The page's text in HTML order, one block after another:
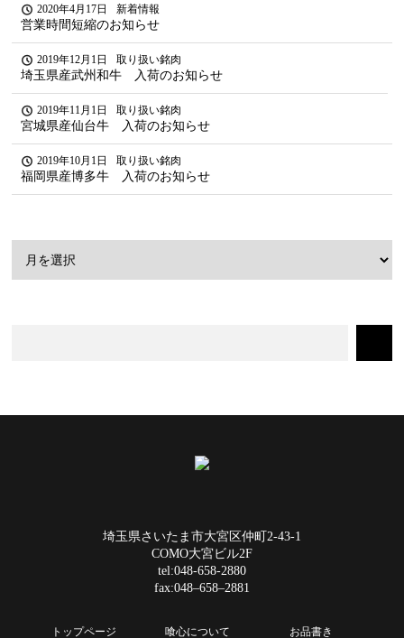
2020年4月17日 新着情報
営業時間短縮のお知らせ
2019年12月1日 取り扱い銘肉
埼玉県産武州和牛 入荷のお知らせ
2019年11月1日 取り扱い銘肉
宮城県産仙台牛 入荷のお知らせ
2019年10月1日 取り扱い銘肉
福岡県産博多牛 入荷のお知らせ
埼玉県さいたま市大宮区仲町2-43-1
COMO大宮ビル2F
tel:048-658-2880
fax:048–658–2881
トップページ 喰心について お品書き